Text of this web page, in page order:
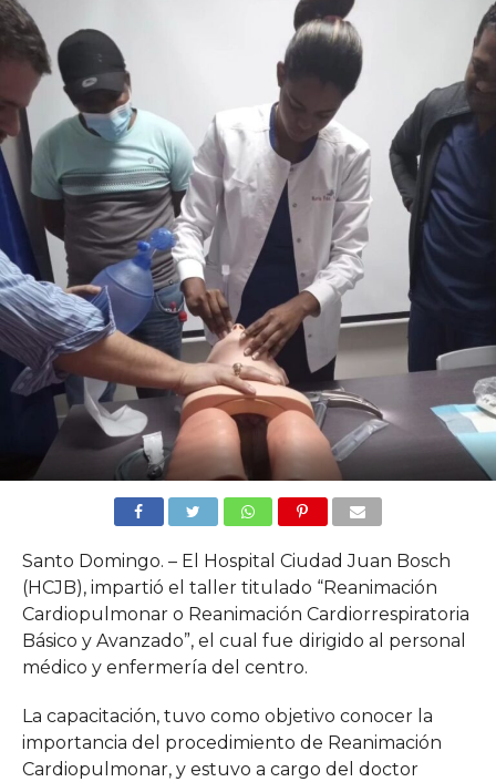
Santo Domingo. – El Hospital Ciudad Juan Bosch
(HCJB), impartió el taller titulado “Reanimación
Cardiopulmonar o Reanimación Cardiorrespiratoria
Básico y Avanzado”, el cual fue dirigido al personal
médico y enfermería del centro.
La capacitación, tuvo como objetivo conocer la
importancia del procedimiento de Reanimación
Cardiopulmonar, y estuvo a cargo del doctor